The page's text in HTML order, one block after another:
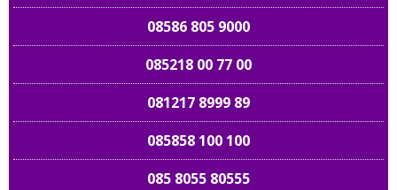
08586 805 9000
085218 00 77 00
081217 8999 89
085858 100 100
085 8055 80555